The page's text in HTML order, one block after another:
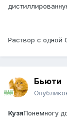
Раствор с одной
Бьюти
КузяПонемногу